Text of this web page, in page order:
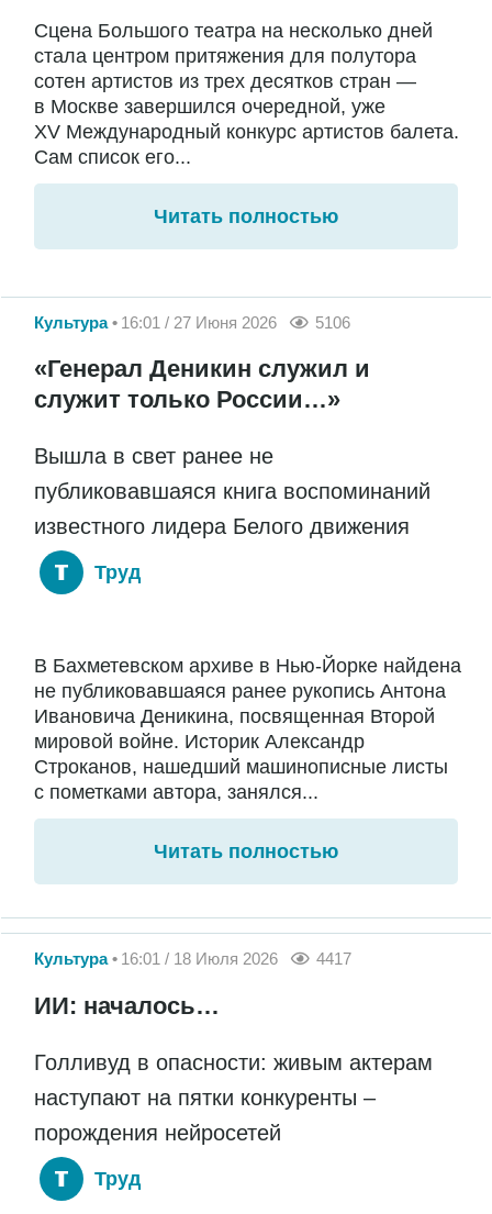
Сцена Большого театра на несколько дней
стала центром притяжения для полутора
сотен артистов из трех десятков стран —
в Москве завершился очередной, уже
XV Международный конкурс артистов балета.
Сам список его...
Читать полностью
Культура 16:01 / 27 Июня 2026 5106
«Генерал Деникин служил и
служит только России…»
Вышла в свет ранее не
публиковавшаяся книга воспоминаний
известного лидера Белого движения
Труд
В Бахметевском архиве в Нью-Йорке найдена
не публиковавшаяся ранее рукопись Антона
Ивановича Деникина, посвященная Второй
мировой войне. Историк Александр
Строканов, нашедший машинописные листы
с пометками автора, занялся...
Читать полностью
Культура 16:01 / 18 Июля 2026 4417
ИИ: началось…
Голливуд в опасности: живым актерам
наступают на пятки конкуренты –
порождения нейросетей
Труд